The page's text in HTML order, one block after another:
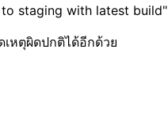
staging with latest build"
หตุผิดปกติได้อีกด้วย